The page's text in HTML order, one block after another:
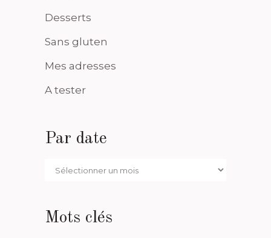
Desserts
Sans gluten
Mes adresses
A tester
Par date
Par
Mots clés